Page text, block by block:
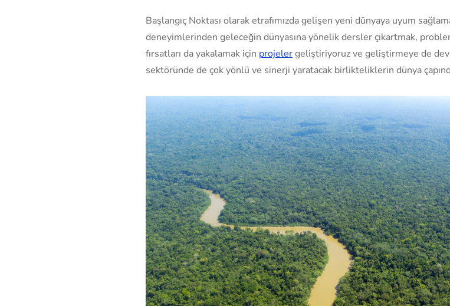
Başlangıç Noktası olarak etrafımızda gelişen yeni dünyaya uyum
deneyimlerinden geleceğin dünyasına yönelik dersler çıkartmak,
fırsatları da yakalamak için projelergeliştiriyoruz ve geliştirmeye de
sektöründe de çok yönlü ve sinerji yaratacak birlikteliklerin dünya